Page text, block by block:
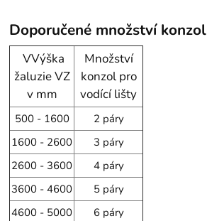
Doporučené množství konzol
VVýška
žaluzie VZ
v mm
Množství
konzol pro
vodící lišty
500 - 1600
2 páry
1600 - 2600
3 páry
2600 - 3600
4 páry
3600 - 4600
5 páry
4600 - 5000
6 páry